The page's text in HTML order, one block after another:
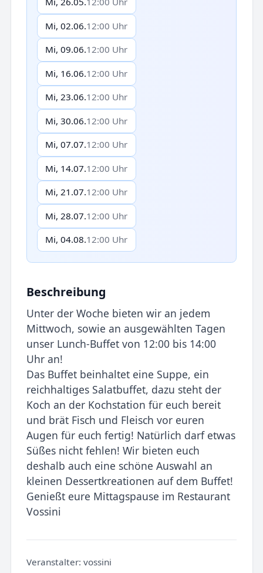
Mi, 02.06.12:00 Uhr
Mi, 09.06.12:00 Uhr
Mi, 16.06.12:00 Uhr
Mi, 23.06.12:00 Uhr
Mi, 30.06.12:00 Uhr
Mi, 07.07.12:00 Uhr
Mi, 14.07.12:00 Uhr
Mi, 21.07.12:00 Uhr
Mi, 28.07.12:00 Uhr
Mi, 04.08.12:00 Uhr
Beschreibung
Unter der Woche bieten wir an jedem
Mittwoch, sowie an ausgewählten Tagen
unser Lunch-Buffet von 12:00 bis 14:00
Uhr an!
Das Buffet beinhaltet eine Suppe, ein
reichhaltiges Salatbuffet, dazu steht der
Koch an der Kochstation für euch bereit
und brät Fisch und Fleisch vor euren
Augen für euch fertig! Natürlich darf etwas
Süßes nicht fehlen! Wir bieten euch
deshalb auch eine schöne Auswahl an
kleinen Dessertkreationen auf dem Buffet!
Genießt eure Mittagspause im Restaurant
Vossini
Veranstalter: vossini